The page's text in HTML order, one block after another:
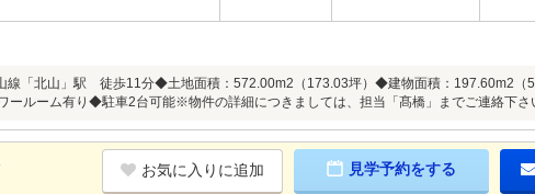
「北山」駅 徒歩11分◆土地面積：572.00m2（173.03坪）◆建物面積：197.60m2（
ールーム有り◆駐車2台可能※物件の詳細につきましては、担当「髙橋」までご連絡下さ
お気に入りに追加 見学予約をする